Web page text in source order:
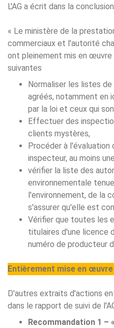
L'AG a écrit dans la
« Le ministère de la
commerciaux et l'autorité
ont pleinement mis en œuvre
suivantes
Normaliser les listes
agréés, notamment en
par la loi et ceux qui
Effectuer des
clients mystères,
Procéder à
inspecteur, au moins
vérifier la liste des
environnementale
l'environnement, de la
s'assurer qu'elle est
Vérifier que toutes les
titulaires d'une licence
numéro de producteur
Entièrement mise en œuvre
D'autres extraits d'actions
dans le rapport de suivi de
Recommandation 1 – «